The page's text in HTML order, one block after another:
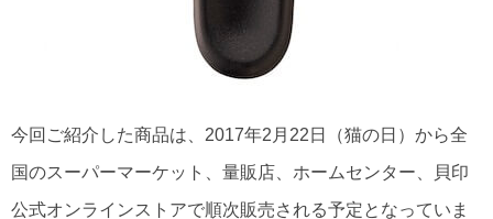
今回ご紹介した商品は、2017年2月22日（猫の日）から全
国のスーパーマーケット、量販店、ホームセンター、貝印
公式オンラインストアで順次販売される予定となっていま